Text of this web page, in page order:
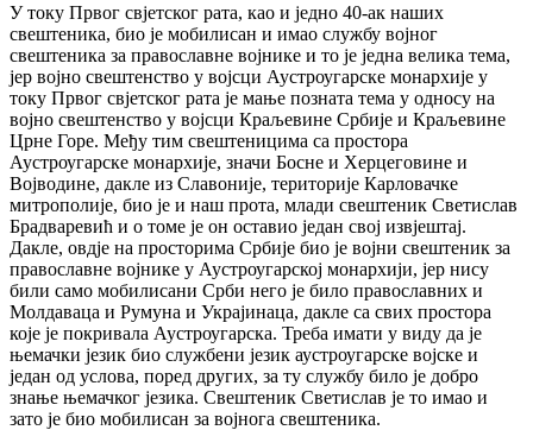
У току Првог свјетског рата, као и једно 40-ак наших
свештеника, био је мобилисан и имао службу војног
свештеника за православне војнике и то је једна велика тема,
јер војно свештенство у војсци Аустроугарске монархије у
току Првог свјетског рата је мање позната тема у односу на
војно свештенство у војсци Краљевине Србије и Краљевине
Црне Горе. Међу тим свештеницима са простора
Аустроугарске монархије, значи Босне и Херцеговине и
Војводине, дакле из Славоније, територије Карловачке
митрополије, био је и наш прота, млади свештеник Светислав
Брадваревић и о томе је он оставио један свој извјештај.
Дакле, овдје на просторима Србије био је војни свештеник за
православне војнике у Аустроугарској монархији, јер нису
били само мобилисани Срби него је било православних и
Молдаваца и Румуна и Украјинаца, дакле са свих простора
које је покривала Аустроугарска. Треба имати у виду да је
њемачки језик био службени језик аустроугарске војске и
један од услова, поред других, за ту службу било је добро
знање њемачког језика. Свештеник Светислав је то имао и
зато је био мобилисан за војнога свештеника.